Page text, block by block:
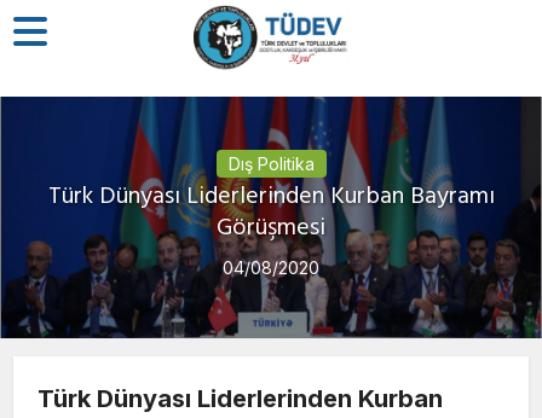
Dış Politika
Türk Dünyası Liderlerinden Kurban Bayramı
Görüşmesi
04/08/2020
Türk Dünyası Liderlerinden Kurban